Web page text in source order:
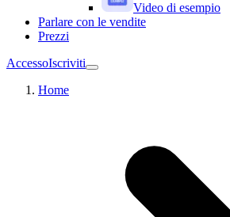
Video di esempio
Parlare con le vendite
Prezzi
AccessoIscriviti
Home